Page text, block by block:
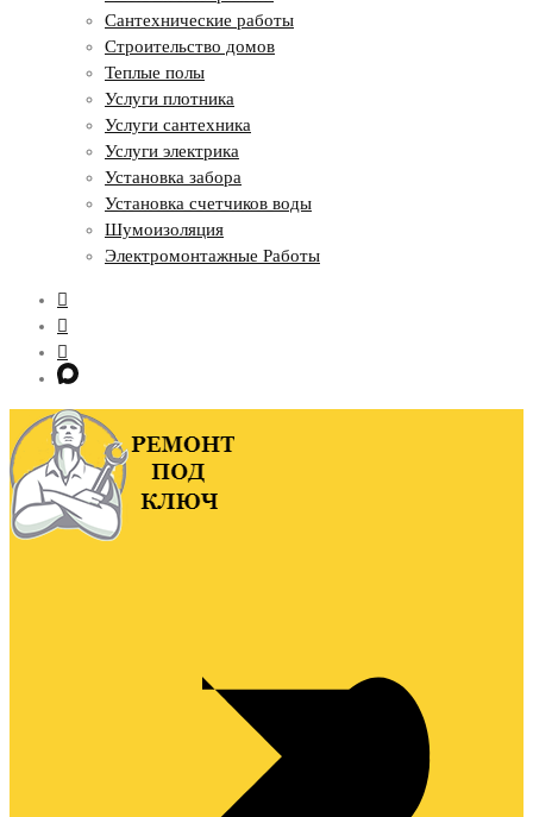
Сантехнические работы
Строительство домов
Теплые полы
Услуги плотника
Услуги сантехника
Услуги электрика
Установка забора
Установка счетчиков воды
Шумоизоляция
Электромонтажные Работы